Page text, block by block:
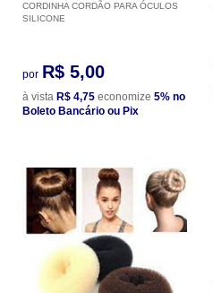
CORDINHA CORDÃO PARA ÓCULOS
SILICONE
por R$ 5,00
à vista R$ 4,75 economize 5% no
Boleto Bancário ou Pix